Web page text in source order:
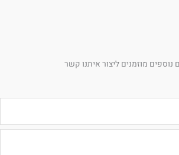
נוספים מוזמנים ליצור איתנו קשר